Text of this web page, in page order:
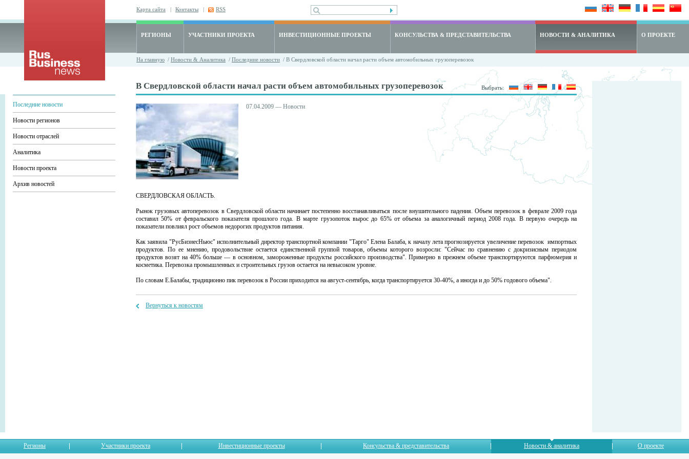
Карта сайта | Контакты | RSS
РЕГИОНЫ УЧАСТНИКИ ПРОЕКТА ИНВЕСТИЦИОННЫЕ ПРОЕКТЫ КОНСУЛЬСТВА & ПРЕДСТАВИТЕЛЬСТВА НОВОСТИ & АНАЛИТИКА О ПРОЕКТЕ
На главную / Новости & Аналитика / Последние новости / В Свердловской области начал расти объем автомобильных грузоперевозок
Выбрать:
Последние новости
Новости регионов
Новости отраслей
Аналитика
Новости проекта
Архив новостей
В Свердловской области начал расти объем автомобильных грузоперевозок
07.04.2009 — Новости
СВЕРДЛОВСКАЯ ОБЛАСТЬ.
Рынок грузовых автоперевозок в Свердловской области начинает постепенно восстанавливаться после внушительного падения. Объем перевозок в феврале 2009 года
составил 50% от февральского показателя прошлого года. В марте грузопоток вырос до 65% от объема за аналогичный период 2008 года. В первую очередь на
показатели повлиял рост объемов недорогих продуктов питания.
Как заявила "РусБизнесНьюс" исполнительный директор транспортной компании "Тарго" Елена Балаба, к началу лета прогнозируется увеличение перевозок импортных
продуктов. По ее мнению, продовольствие остается единственной группой товаров, объемы которого возросли: "Сейчас по сравнению с докризисным периодом
продуктов возят на 40% больше — в основном, замороженные продукты российского производства". Примерно в прежнем объеме транспортируются парфюмерия и
косметика. Перевозка промышленных и строительных грузов остается на невысоком уровне.
По словам Е.Балабы, традиционно пик перевозок в России приходится на август-сентябрь, когда транспортируется 30-40%, а иногда и до 50% годового объема".
Вернуться к новостям
Регионы Участники проекта Инвестиционные проекты Консульства & представительства Новости & аналитика О проекте